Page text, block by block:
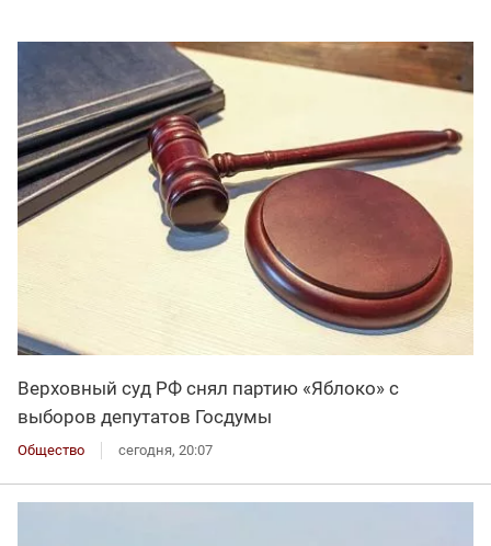
Верховный суд РФ снял партию «Яблоко» с
выборов депутатов Госдумы
Общество сегодня, 20:07